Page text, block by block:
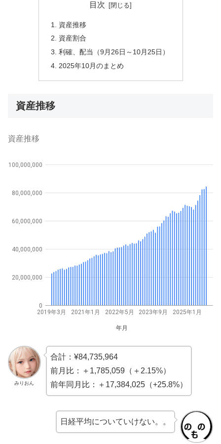
目次
資産推移
資産割合
利確、配当（9月26日～10月25日）
2025年10月のまとめ
資産推移
資産推移
2019年3月 2021年1月 2022年5月 2023年9月 2025年1月
年月
0
20,000,000
40,000,000
60,000,000
80,000,000
100,000,000
みりおん
合計：¥84,735,964
前月比：＋1,785,059（＋2.15%）
前年同月比：＋17,384,025（+25.8%）
日経平均についていけない。。